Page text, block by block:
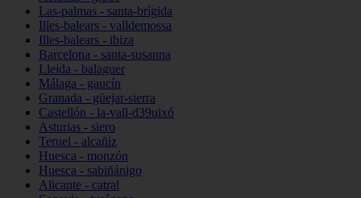
Las-palmas - santa-brígida
Illes-balears - valldemossa
Illes-balears - ibiza
Barcelona - santa-susanna
Lleida - balaguer
Málaga - gaucín
Granada - güejar-sierra
Castellón - la-vall-d39uixó
Asturias - siero
Teruel - alcañiz
Huesca - monzón
Huesca - sabiñánigo
Alicante - catral